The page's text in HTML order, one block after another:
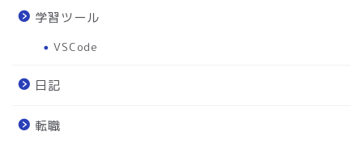
学習ツール
VSCode
日記
転職